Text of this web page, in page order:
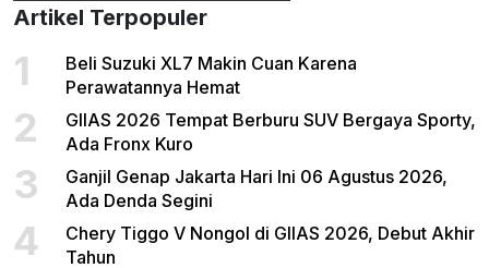
Artikel Terpopuler
1
Beli Suzuki XL7 Makin Cuan Karena
Perawatannya Hemat
2
GIIAS 2026 Tempat Berburu SUV Bergaya Sporty,
Ada Fronx Kuro
3
Ganjil Genap Jakarta Hari Ini 06 Agustus 2026,
Ada Denda Segini
4
Chery Tiggo V Nongol di GIIAS 2026, Debut Akhir
Tahun